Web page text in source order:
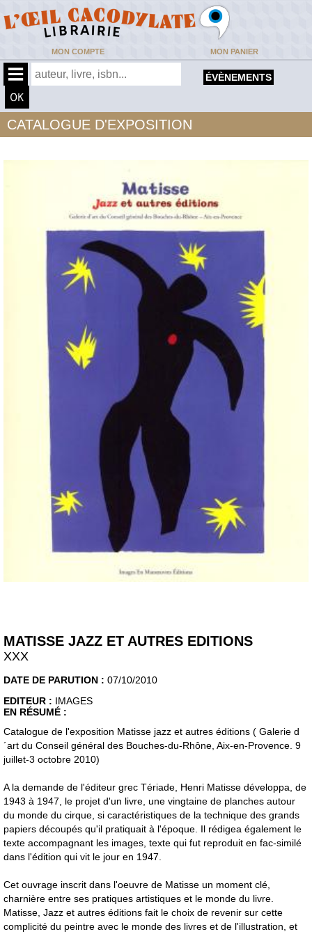
MON COMPTE MON PANIER
ÉVÈNEMENTS
CATALOGUE D'EXPOSITION
MATISSE JAZZ ET AUTRES EDITIONS
XXX
DATE DE PARUTION : 07/10/2010
EDITEUR : IMAGES
EN RÉSUMÉ :
Catalogue de l'exposition Matisse jazz et autres éditions ( Galerie d
´art du Conseil général des Bouches-du-Rhône, Aix-en-Provence. 9
juillet-3 octobre 2010)
A la demande de l'éditeur grec Tériade, Henri Matisse développa, de
1943 à 1947, le projet d'un livre, une vingtaine de planches autour
du monde du cirque, si caractéristiques de la technique des grands
papiers découpés qu'il pratiquait à l'époque. Il rédigea également le
texte accompagnant les images, texte qui fut reproduit en fac-similé
dans l'édition qui vit le jour en 1947.
Cet ouvrage inscrit dans l'oeuvre de Matisse un moment clé,
charnière entre ses pratiques artistiques et le monde du livre.
Matisse, Jazz et autres éditions fait le choix de revenir sur cette
complicité du peintre avec le monde des livres et de l'illustration, et